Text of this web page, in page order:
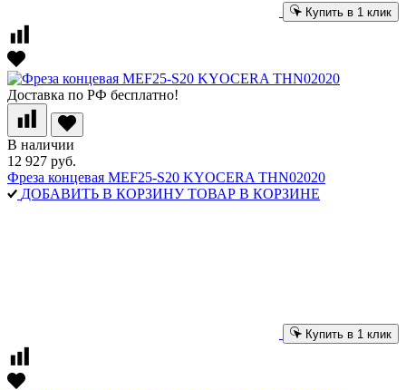
Купить в 1 клик
Доставка по РФ бесплатно!
В наличии
12 927 руб.
Фреза концевая MEF25-S20 KYOCERA THN02020
ДОБАВИТЬ В КОРЗИНУ ТОВАР В КОРЗИНЕ
Купить в 1 клик